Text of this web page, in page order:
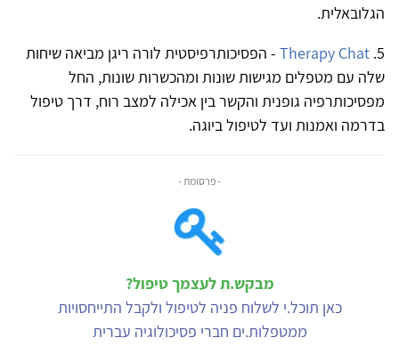
הגלובאלית.
5.
Therapy Chat - הפסיכותרפיסטית לורה ריגן מביאה שיחות
שלה עם מטפלים מגישות שונות ומהכשרות שונות, החל
מפסיכותרפיה גופנית והקשר בין אכילה למצב רוח, דרך טיפול
בדרמה ואמנות ועד לטיפול ביוגה.
- פרסומת -
מבקש.ת לעצמך טיפול?
כאן תוכל.י לשלוח פניה לטיפול ולקבל התייחסויות
ממטפלות.ים חברי פסיכולוגיה עברית